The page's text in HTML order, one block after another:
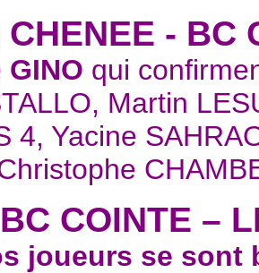
- BC
GINO qui
Martin
4, Yacine
COINTE –
joueurs se sont